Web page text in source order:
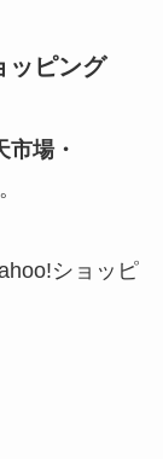
ッピング
場・
ショッピ